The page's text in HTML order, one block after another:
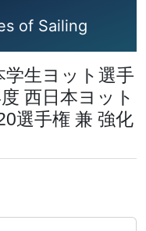
of Sailing
学生ヨット選手
西日本ヨット
選手権 兼 強化